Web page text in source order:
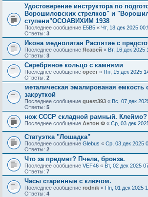
Удостоверение инструктора по
Ворошиловских стрелков" и
ступени"ОСОАВИХИМ 1938
Последнее сообщение E5B5 « Чт, 18 дек 2025
Ответы: 3
Икона меднолитая Распятие с
Последнее сообщение Ясавей « Вт, 16 дек 2025
Ответы: 3
Серебряное кольцо с камнями
Последнее сообщение орест « Пн, 15 дек 2025
Ответы: 2
металическая эмалированая
закруткой
Последнее сообщение guest393 « Вс, 07 дек
Ответы: 5
нож СССР складной рамный. Клеймо?
Последнее сообщение Антон Ф « Ср, 03 дек
Статуэтка "Лошадка"
Последнее сообщение Glebus « Ср, 03 дек 2025
Ответы: 2
Что за предмет? Пчела, бронза.
Последнее сообщение VEF46 « Вт, 02 дек 2025
Ответы: 7
Часы старинные с ключом.
Последнее сообщение rodnik « Пн, 01 дек 2025
Ответы: 4